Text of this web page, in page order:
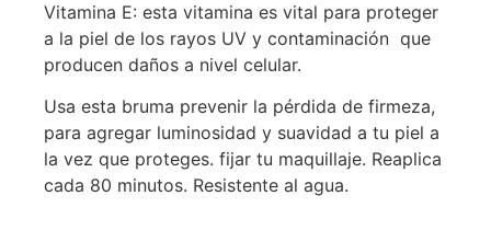
Vitamina E: esta vitamina es vital para proteger
a la piel de los rayos UV y contaminación que
producen daños a nivel celular.
Usa esta bruma prevenir la pérdida de firmeza,
para agregar luminosidad y suavidad a tu piel a
la vez que proteges. fijar tu maquillaje. Reaplica
cada 80 minutos. Resistente al agua.